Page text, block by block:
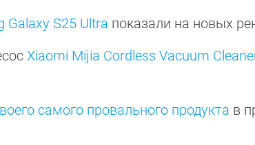
Galaxy S25 Ultra показали на новых
Xiaomi Mijia Cordless Vacuum
самого провального продукта в